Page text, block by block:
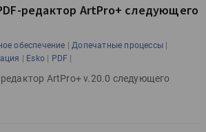
редактор ArtPro+ следующего
обеспечение | Допечатные процессы |
| Esko | PDF |
ArtPro+ v.20.0 следующего